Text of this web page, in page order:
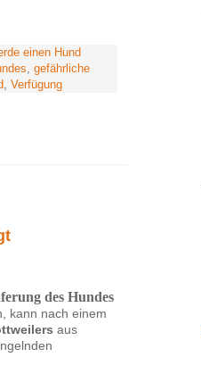
einen Hund
, gefährliche
, Verfügung
des Hundes
kann nach einem
aus